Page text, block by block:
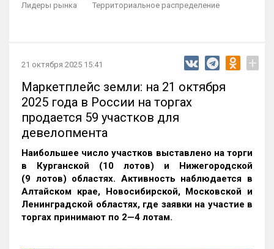
Лидеры рынка
Территориальное распределение
21 октября 2025 15:41 +
Маркетплейс земли: на 21 октября
2025 года в России на торгах
продается 59 участков для
девелопмента
Наибольшее число участков выставлено на торги
в Курганской (10 лотов) и Нижегородской
(9 лотов) областях. Активность наблюдается в
Алтайском крае, Новосибирской, Московской и
Ленинградской областях, где заявки на участие в
торгах принимают по 2—4 лотам.